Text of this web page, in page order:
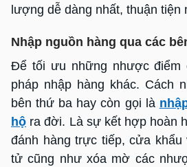
lượng dễ dàng nhất, thuận tiện
Nhập nguồn hàng qua các
Để tối ưu những nhược điểm
pháp nhập hàng khác. Cách
bên thứ ba hay còn gọi là
hộ ra đời. Là sự kết hợp hoàn
đánh hàng trực tiếp, cửa
tử cũng như xóa mờ các